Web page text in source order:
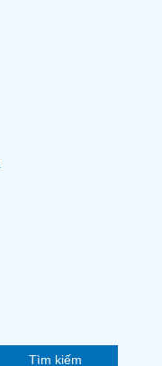
Tìm kiếm